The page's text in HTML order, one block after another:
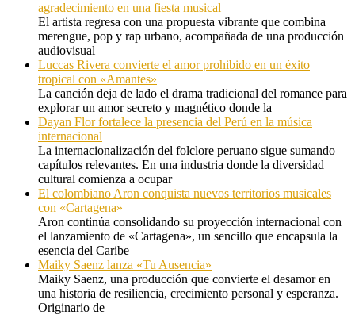
agradecimiento en una fiesta musical
El artista regresa con una propuesta vibrante que combina
merengue, pop y rap urbano, acompañada de una producción
audiovisual
Luccas Rivera convierte el amor prohibido en un éxito
tropical con «Amantes»
La canción deja de lado el drama tradicional del romance para
explorar un amor secreto y magnético donde la
Dayan Flor fortalece la presencia del Perú en la música
internacional
La internacionalización del folclore peruano sigue sumando
capítulos relevantes. En una industria donde la diversidad
cultural comienza a ocupar
El colombiano Aron conquista nuevos territorios musicales
con «Cartagena»
Aron continúa consolidando su proyección internacional con
el lanzamiento de «Cartagena», un sencillo que encapsula la
esencia del Caribe
Maiky Saenz lanza «Tu Ausencia»
Maiky Saenz, una producción que convierte el desamor en
una historia de resiliencia, crecimiento personal y esperanza.
Originario de